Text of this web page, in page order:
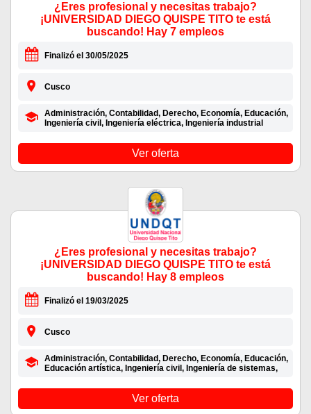
¿Eres profesional y necesitas trabajo?
¡UNIVERSIDAD DIEGO QUISPE TITO te está
buscando! Hay 7 empleos
Finalizó el 30/05/2025
Cusco
Administración, Contabilidad, Derecho, Economía, Educación,
Ingeniería civil, Ingeniería eléctrica, Ingeniería industrial
Ver oferta
¿Eres profesional y necesitas trabajo?
¡UNIVERSIDAD DIEGO QUISPE TITO te está
buscando! Hay 8 empleos
Finalizó el 19/03/2025
Cusco
Administración, Contabilidad, Derecho, Economía, Educación,
Educación artística, Ingeniería civil, Ingeniería de sistemas,
Ver oferta